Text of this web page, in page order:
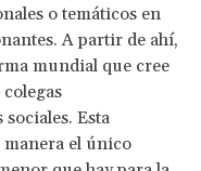
o temáticos en
A partir de ahí,
mundial que cree
Esta
el único